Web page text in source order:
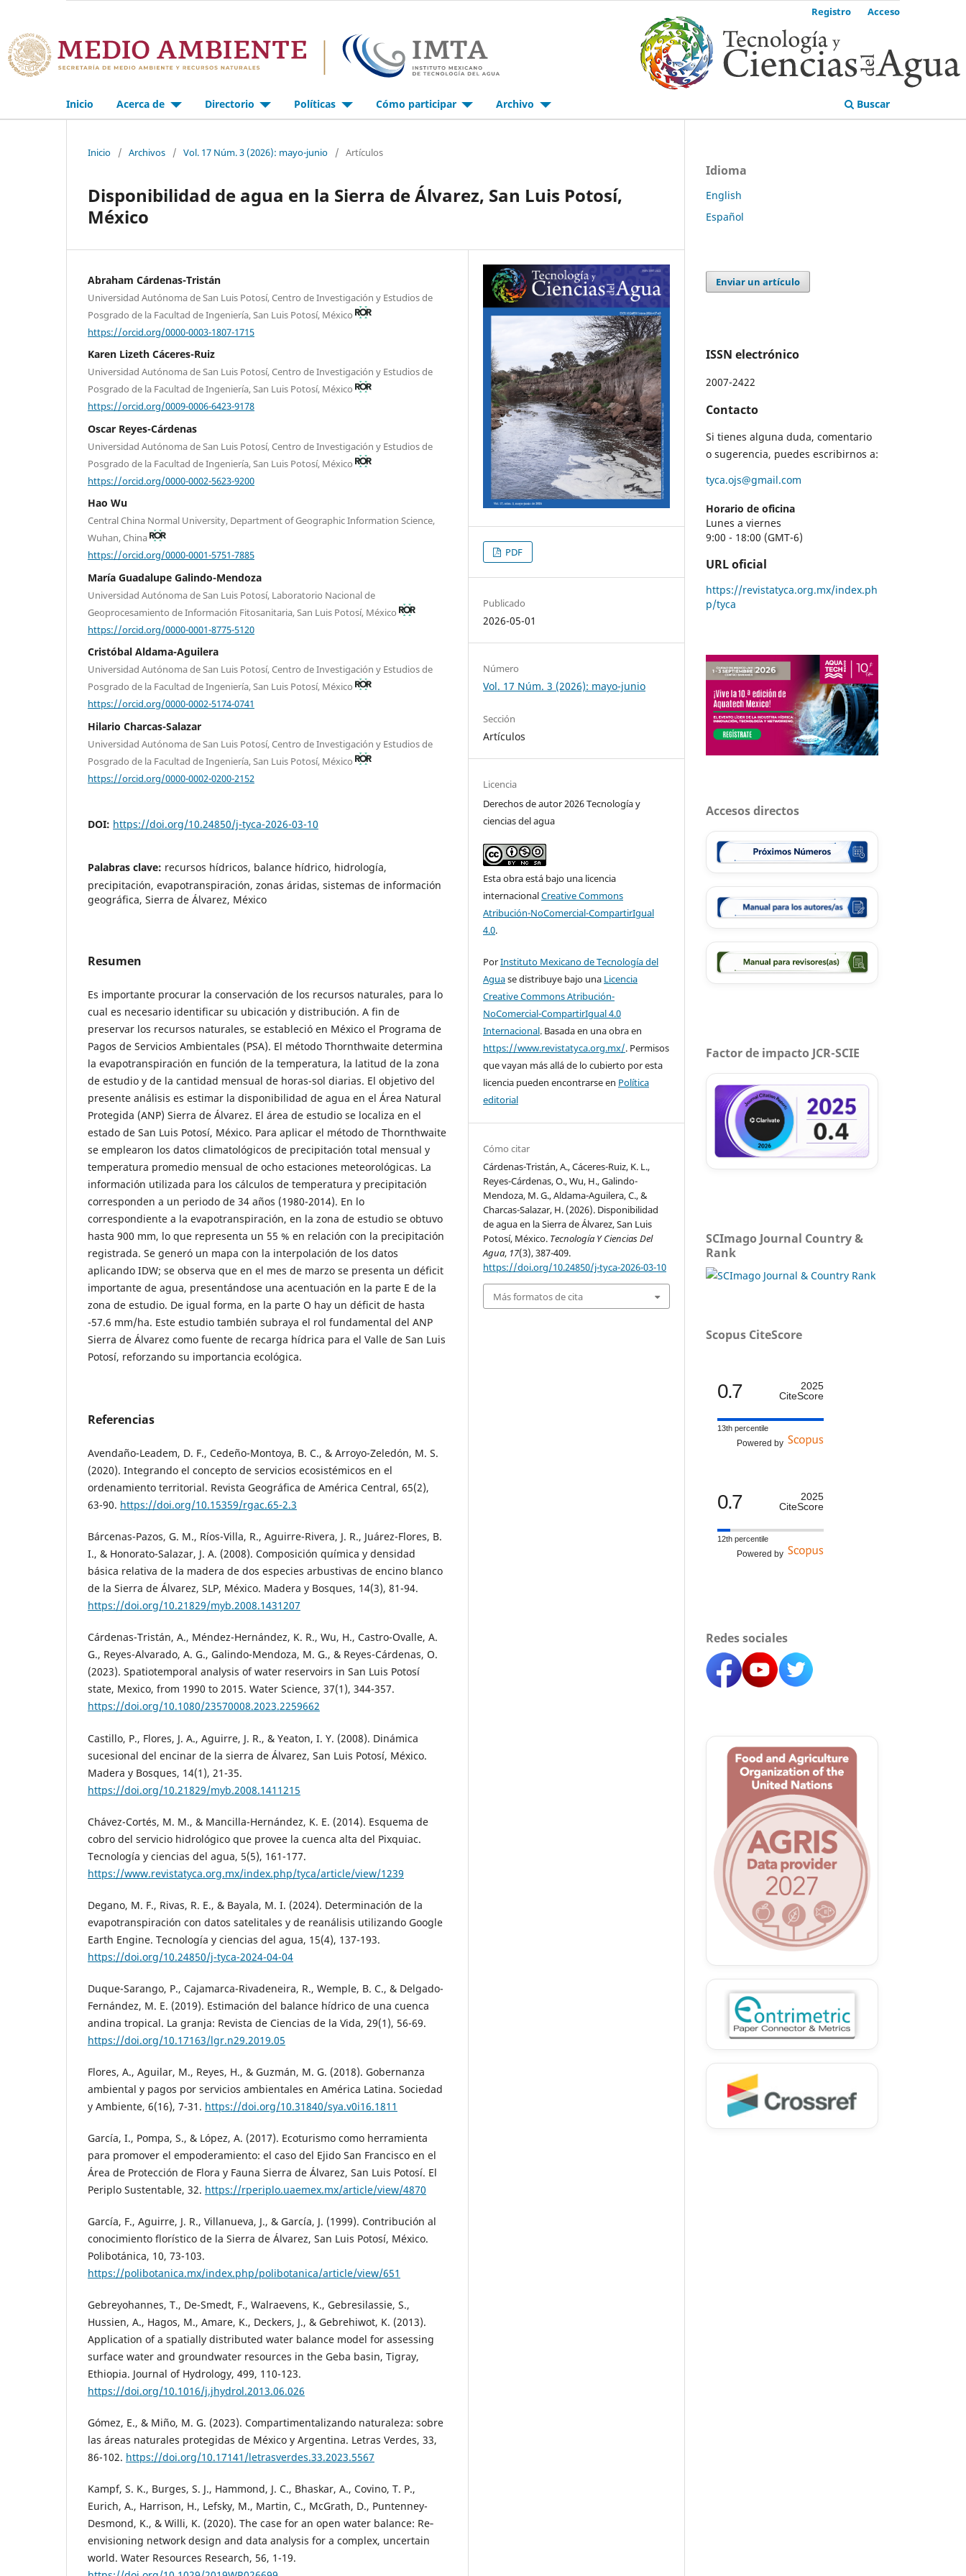
Inicio Acerca de Directorio Políticas Cómo participar Archivo Buscar
Registro Acceso
Inicio / Archivos / Vol. 17 Núm. 3 (2026): mayo-junio / Artículos
Disponibilidad de agua en la Sierra de Álvarez, San Luis Potosí,
México
Abraham Cárdenas-Tristán
Universidad Autónoma de San Luis Potosí, Centro de Investigación y Estudios de
Posgrado de la Facultad de Ingeniería, San Luis Potosí, México
https://orcid.org/0000-0003-1807-1715
Karen Lizeth Cáceres-Ruiz
Universidad Autónoma de San Luis Potosí, Centro de Investigación y Estudios de
Posgrado de la Facultad de Ingeniería, San Luis Potosí, México
https://orcid.org/0009-0006-6423-9178
Oscar Reyes-Cárdenas
Universidad Autónoma de San Luis Potosí, Centro de Investigación y Estudios de
Posgrado de la Facultad de Ingeniería, San Luis Potosí, México
https://orcid.org/0000-0002-5623-9200
Hao Wu
Central China Normal University, Department of Geographic Information Science,
Wuhan, China
https://orcid.org/0000-0001-5751-7885
María Guadalupe Galindo-Mendoza
Universidad Autónoma de San Luis Potosí, Laboratorio Nacional de
Geoprocesamiento de Información Fitosanitaria, San Luis Potosí, México
https://orcid.org/0000-0001-8775-5120
Cristóbal Aldama-Aguilera
Universidad Autónoma de San Luis Potosí, Centro de Investigación y Estudios de
Posgrado de la Facultad de Ingeniería, San Luis Potosí, México
https://orcid.org/0000-0002-5174-0741
Hilario Charcas-Salazar
Universidad Autónoma de San Luis Potosí, Centro de Investigación y Estudios de
Posgrado de la Facultad de Ingeniería, San Luis Potosí, México
https://orcid.org/0000-0002-0200-2152
DOI: https://doi.org/10.24850/j-tyca-2026-03-10
Palabras clave: recursos hídricos, balance hídrico, hidrología,
precipitación, evapotranspiración, zonas áridas, sistemas de información
geográfica, Sierra de Álvarez, México
Resumen
Es importante procurar la conservación de los recursos naturales, para lo
cual es necesario identificar su ubicación y distribución. A fin de
preservar los recursos naturales, se estableció en México el Programa de
Pagos de Servicios Ambientales (PSA). El método Thornthwaite determina
la evapotranspiración en función de la temperatura, la latitud de la zona
de estudio y de la cantidad mensual de horas-sol diarias. El objetivo del
presente análisis es estimar la disponibilidad de agua en el Área Natural
Protegida (ANP) Sierra de Álvarez. El área de estudio se localiza en el
estado de San Luis Potosí, México. Para aplicar el método de Thornthwaite
se emplearon los datos climatológicos de precipitación total mensual y
temperatura promedio mensual de ocho estaciones meteorológicas. La
información utilizada para los cálculos de temperatura y precipitación
corresponden a un periodo de 34 años (1980-2014). En lo
correspondiente a la evapotranspiración, en la zona de estudio se obtuvo
hasta 900 mm, lo que representa un 55 % en relación con la precipitación
registrada. Se generó un mapa con la interpolación de los datos
aplicando IDW; se observa que en el mes de marzo se presenta un déficit
importante de agua, presentándose una acentuación en la parte E de la
zona de estudio. De igual forma, en la parte O hay un déficit de hasta
-57.6 mm/ha. Este estudio también subraya el rol fundamental del ANP
Sierra de Álvarez como fuente de recarga hídrica para el Valle de San Luis
Potosí, reforzando su importancia ecológica.
Referencias
Avendaño-Leadem, D. F., Cedeño-Montoya, B. C., & Arroyo-Zeledón, M. S.
(2020). Integrando el concepto de servicios ecosistémicos en el
ordenamiento territorial. Revista Geográfica de América Central, 65(2),
63-90. https://doi.org/10.15359/rgac.65-2.3
Bárcenas-Pazos, G. M., Ríos-Villa, R., Aguirre-Rivera, J. R., Juárez-Flores, B.
I., & Honorato-Salazar, J. A. (2008). Composición química y densidad
básica relativa de la madera de dos especies arbustivas de encino blanco
de la Sierra de Álvarez, SLP, México. Madera y Bosques, 14(3), 81-94.
https://doi.org/10.21829/myb.2008.1431207
Cárdenas-Tristán, A., Méndez-Hernández, K. R., Wu, H., Castro-Ovalle, A.
G., Reyes-Alvarado, A. G., Galindo-Mendoza, M. G., & Reyes-Cárdenas, O.
(2023). Spatiotemporal analysis of water reservoirs in San Luis Potosí
state, Mexico, from 1990 to 2015. Water Science, 37(1), 344-357.
https://doi.org/10.1080/23570008.2023.2259662
Castillo, P., Flores, J. A., Aguirre, J. R., & Yeaton, I. Y. (2008). Dinámica
sucesional del encinar de la sierra de Álvarez, San Luis Potosí, México.
Madera y Bosques, 14(1), 21-35.
https://doi.org/10.21829/myb.2008.1411215
Chávez-Cortés, M. M., & Mancilla-Hernández, K. E. (2014). Esquema de
cobro del servicio hidrológico que provee la cuenca alta del Pixquiac.
Tecnología y ciencias del agua, 5(5), 161-177.
https://www.revistatyca.org.mx/index.php/tyca/article/view/1239
Degano, M. F., Rivas, R. E., & Bayala, M. I. (2024). Determinación de la
evapotranspiración con datos satelitales y de reanálisis utilizando Google
Earth Engine. Tecnología y ciencias del agua, 15(4), 137-193.
https://doi.org/10.24850/j-tyca-2024-04-04
Duque-Sarango, P., Cajamarca-Rivadeneira, R., Wemple, B. C., & Delgado-
Fernández, M. E. (2019). Estimación del balance hídrico de una cuenca
andina tropical. La granja: Revista de Ciencias de la Vida, 29(1), 56-69.
https://doi.org/10.17163/lgr.n29.2019.05
Flores, A., Aguilar, M., Reyes, H., & Guzmán, M. G. (2018). Gobernanza
ambiental y pagos por servicios ambientales en América Latina. Sociedad
y Ambiente, 6(16), 7-31. https://doi.org/10.31840/sya.v0i16.1811
García, I., Pompa, S., & López, A. (2017). Ecoturismo como herramienta
para promover el empoderamiento: el caso del Ejido San Francisco en el
Área de Protección de Flora y Fauna Sierra de Álvarez, San Luis Potosí. El
Periplo Sustentable, 32. https://rperiplo.uaemex.mx/article/view/4870
García, F., Aguirre, J. R., Villanueva, J., & García, J. (1999). Contribución al
conocimiento florístico de la Sierra de Álvarez, San Luis Potosí, México.
Polibotánica, 10, 73-103.
https://polibotanica.mx/index.php/polibotanica/article/view/651
Gebreyohannes, T., De-Smedt, F., Walraevens, K., Gebresilassie, S.,
Hussien, A., Hagos, M., Amare, K., Deckers, J., & Gebrehiwot, K. (2013).
Application of a spatially distributed water balance model for assessing
surface water and groundwater resources in the Geba basin, Tigray,
Ethiopia. Journal of Hydrology, 499, 110-123.
https://doi.org/10.1016/j.jhydrol.2013.06.026
Gómez, E., & Miño, M. G. (2023). Compartimentalizando naturaleza: sobre
las áreas naturales protegidas de México y Argentina. Letras Verdes, 33,
86-102. https://doi.org/10.17141/letrasverdes.33.2023.5567
Kampf, S. K., Burges, S. J., Hammond, J. C., Bhaskar, A., Covino, T. P.,
Eurich, A., Harrison, H., Lefsky, M., Martin, C., McGrath, D., Puntenney-
Desmond, K., & Willi, K. (2020). The case for an open water balance: Re‐
envisioning network design and data analysis for a complex, uncertain
world. Water Resources Research, 56, 1-19.
PDF
Publicado
2026-05-01
Número
Vol. 17 Núm. 3 (2026): mayo-junio
Sección
Artículos
Licencia
Derechos de autor 2026 Tecnología y
ciencias del agua
Esta obra está bajo una licencia
internacionalCreative Commons
Atribución-NoComercial-CompartirIgual
4.0.
PorInstituto Mexicano de Tecnología del
Aguase distribuye bajo una Licencia
Creative Commons Atribución-
NoComercial-CompartirIgual 4.0
Internacional. Basada en una obra en
https://www.revistatyca.org.mx/. Permisos
que vayan más allá de lo cubierto por esta
licencia pueden encontrarse en Política
editorial
Cómo citar
Cárdenas-Tristán, A., Cáceres-Ruiz, K. L.,
Reyes-Cárdenas, O., Wu, H., Galindo-
Mendoza, M. G., Aldama-Aguilera, C., &
Charcas-Salazar, H. (2026). Disponibilidad
de agua en la Sierra de Álvarez, San Luis
Potosí, México. Tecnología Y Ciencias Del
Agua, 17(3), 387-409.
https://doi.org/10.24850/j-tyca-2026-03-10
Más formatos de cita
Idioma
English
Español
Enviar un artículo
ISSN electrónico
2007-2422
Contacto
Si tienes alguna duda, comentario
o sugerencia, puedes escribirnos a:
tyca.ojs@gmail.com
Horario de oficina
Lunes a viernes
9:00 - 18:00 (GMT-6)
URL oficial
https://revistatyca.org.mx/index.ph
p/tyca
Accesos directos
Factor de impacto JCR-SCIE
SCImago Journal Country &
Rank
Scopus CiteScore
0.7
2025
CiteScore
13th percentile
Powered by
0.7
2025
CiteScore
12th percentile
Powered by
Redes sociales